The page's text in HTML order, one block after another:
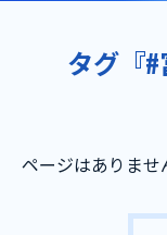
タグ『
ページはありませ